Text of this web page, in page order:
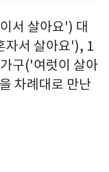
서 살아요') 대
자서 살아요'), 1
구('여럿이 살아
차례대로 만난